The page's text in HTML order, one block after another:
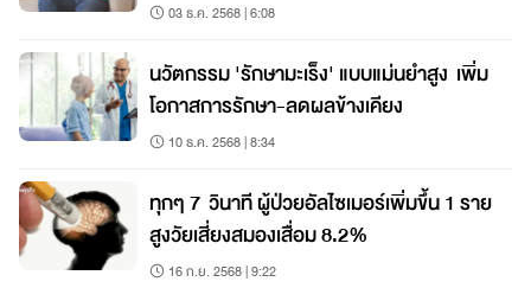
03 ธ.ค. 2568 | 6:08
นวัตกรรม 'รักษามะเร็ง' แบบแม่นยำสูง เพิ่ม
โอกาสการรักษา-ลดผลข้างเคียง
10 ธ.ค. 2568 | 8:34
ทุกๆ 7 วินาที ผู้ป่วยอัลไซเมอร์เพิ่มขึ้น 1 ราย
สูงวัยเสี่ยงสมองเสื่อม 8.2%
16 ก.ย. 2568 | 9:22